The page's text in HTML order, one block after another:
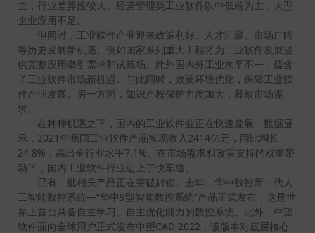
主，行业差异性较大。经营管理类工业软件以中低端为主，大型
企业应用不足。
但同时，工业软件产业迎来政策利好、人才汇聚、市场广阔
等历史发展新机遇。例如国家系列重大工程将为工业软件发展提
供完整应用牵引需求和试炼场。此外国内外工业水平不一，蕴含
了工业软件市场新机遇。与此同时，政策环境优化，保障工业软
件产业发展。另一方面，知识产权保护力度加大，释放市场需
求。
在种种机遇之下，国内的工业软件业正在快速发展。数据显
示，2021年我国工业软件产品实现收入2414亿元，同比增长
24.8%，高出全行业水平7.1%。在市场需求和政策支持的双重带
动下，国内工业软件行业迈上了快车道。
已有一批相关产品正在突破封锁。去年，华中数控新一代人
工智能数控系统—“华中9型智能数控系统”产品正式发布，这是世
界上首台具备自主学习、自主优化能力的数控系统。此外，中望
软件面向全球用户正式发布中望CAD 2022，该版本对底层核心